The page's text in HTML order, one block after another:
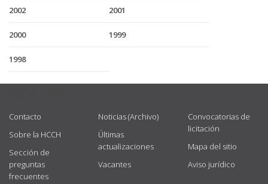
2002 2001
2000 1999
1998
Contacto
Sobre la HCCH
Sección de
preguntas
frecuentes
Noticias (Archivo)
Últimas
actualizaciones
Vacantes
Convocatorias de
licitación
Mapa del sitio
Aviso jurídico